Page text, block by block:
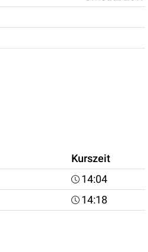
Kurszeit
14:04
14:18